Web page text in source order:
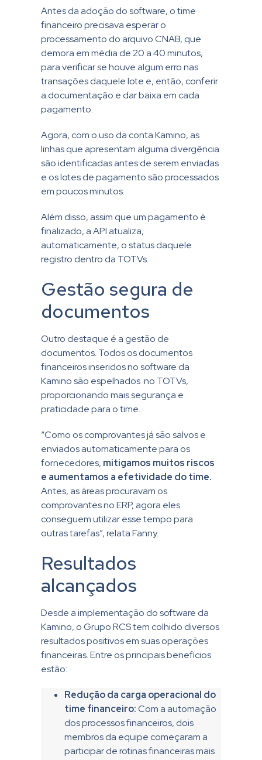
Antes da adoção do software, o time
financeiro precisava esperar o
processamento do arquivo CNAB, que
demora em média de 20 a 40 minutos,
para verificar se houve algum erro nas
transações daquele lote e, então, conferir
a documentação e dar baixa em cada
pagamento.
Agora, com o uso da conta Kamino, as
linhas que apresentam alguma divergência
são identificadas antes de serem enviadas
e os lotes de pagamento são processados
em poucos minutos.
Além disso, assim que um pagamento é
finalizado, a API atualiza,
automaticamente, o status daquele
registro dentro da TOTVs.
Gestão segura de
documentos
Outro destaque é a gestão de
documentos. Todos os documentos
financeiros inseridos no software da
Kamino são espelhados no TOTVs,
proporcionando mais segurança e
praticidade para o time.
“Como os comprovantes já são salvos e
enviados automaticamente para os
fornecedores, mitigamos muitos riscos
e aumentamos a efetividade do time.
Antes, as áreas procuravam os
comprovantes no ERP, agora eles
conseguem utilizar esse tempo para
outras tarefas”, relata Fanny.
Resultados
alcançados
Desde a implementação do software da
Kamino, o Grupo RCS tem colhido diversos
resultados positivos em suas operações
financeiras. Entre os principais benefícios
estão:
Redução da carga operacional do
time financeiro:Com a automação
dos processos financeiros, dois
membros da equipe começaram a
participar de rotinas financeiras mais